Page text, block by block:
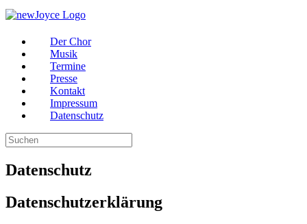
Zum
Inhalt
Der Chor
Musik
Termine
Presse
Kontakt
Impressum
Datenschutz
Suche
nach:
Datenschutz
Datenschutzerklärung